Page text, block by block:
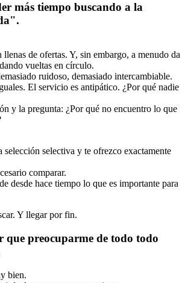
más tiempo buscando a la
llenas de ofertas. Y, sin embargo, a menudo da
vueltas en círculo.
ruidoso, demasiado intercambiable.
El servicio es antipático. ¿Por qué nadie
y la pregunta: ¿Por qué no encuentro lo que
selección selectiva y te ofrezco exactamente
comparar.
desde hace tiempo lo que es importante para
Y llegar por fin.
que preocuparme de todo todo
bien.